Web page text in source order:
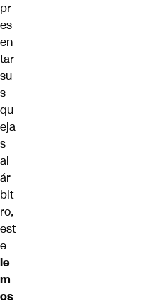
pr
es
en
tar
su
s
qu
eja
s
al
ár
bit
ro,
est
e
le
m
os